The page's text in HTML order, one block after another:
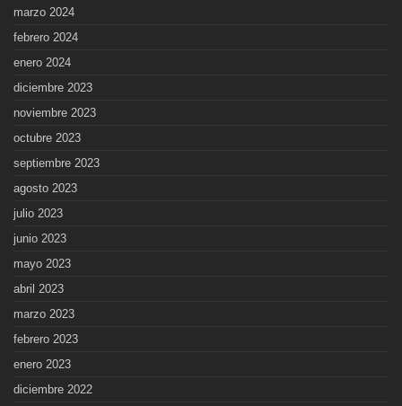
marzo 2024
febrero 2024
enero 2024
diciembre 2023
noviembre 2023
octubre 2023
septiembre 2023
agosto 2023
julio 2023
junio 2023
mayo 2023
abril 2023
marzo 2023
febrero 2023
enero 2023
diciembre 2022